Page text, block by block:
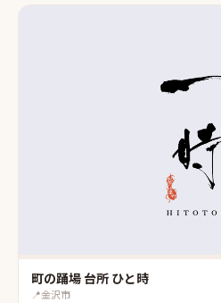
町の踊場 台所 ひと時
📍金沢市